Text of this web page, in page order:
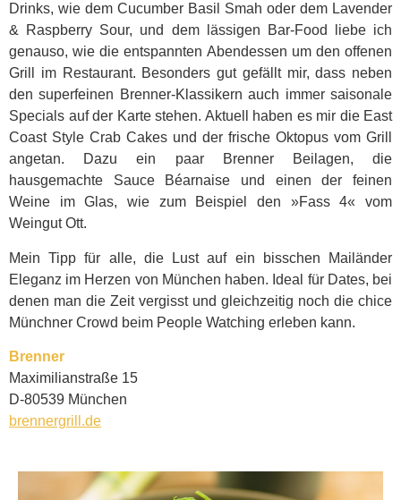
Drinks, wie dem Cucumber Basil Smah oder dem Lavender
& Raspberry Sour, und dem lässigen Bar-Food liebe ich
genauso, wie die entspannten Abendessen um den offenen
Grill im Restaurant. Besonders gut gefällt mir, dass neben
den superfeinen Brenner-Klassikern auch immer saisonale
Specials auf der Karte stehen. Aktuell haben es mir die East
Coast Style Crab Cakes und der frische Oktopus vom Grill
angetan. Dazu ein paar Brenner Beilagen, die
hausgemachte Sauce Béarnaise und einen der feinen
Weine im Glas, wie zum Beispiel den »Fass 4« vom
Weingut Ott.
Mein Tipp für alle, die Lust auf ein bisschen Mailänder
Eleganz im Herzen von München haben. Ideal für Dates, bei
denen man die Zeit vergisst und gleichzeitig noch die chice
Münchner Crowd beim People Watching erleben kann.
Brenner
Maximilianstraße 15
D-80539 München
brennergrill.de